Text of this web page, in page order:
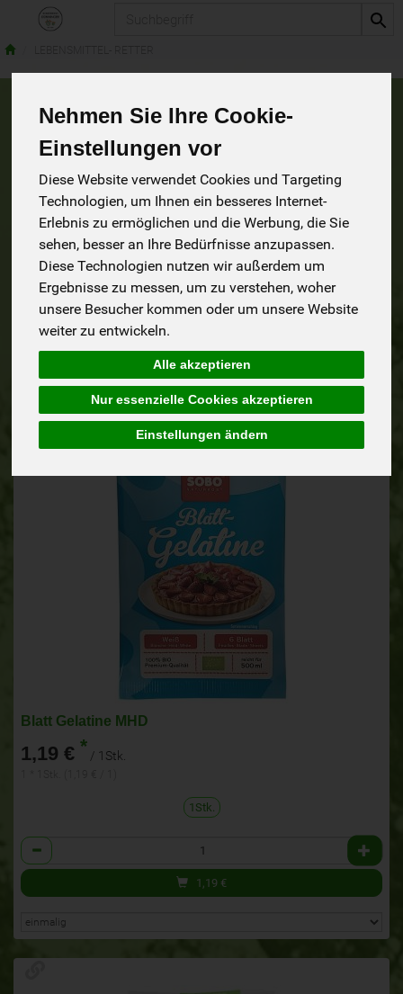
Nehmen Sie Ihre Cookie-
Einstellungen vor
Diese Website verwendet Cookies und Targeting
Technologien, um Ihnen ein besseres Internet-
Erlebnis zu ermöglichen und die Werbung, die Sie
sehen, besser an Ihre Bedürfnisse anzupassen.
Diese Technologien nutzen wir außerdem um
Ergebnisse zu messen, um zu verstehen, woher
unsere Besucher kommen oder um unsere Website
weiter zu entwickeln.
Alle akzeptieren
Nur essenzielle Cookies akzeptieren
Einstellungen ändern
LEBENSMITTEL-
RETTER 3 von 1241
Hersteller Ernährung Allergene
Blatt Gelatine MHD
1,19 € * / 1Stk.
1Stk.
Anzahl
1,19 €